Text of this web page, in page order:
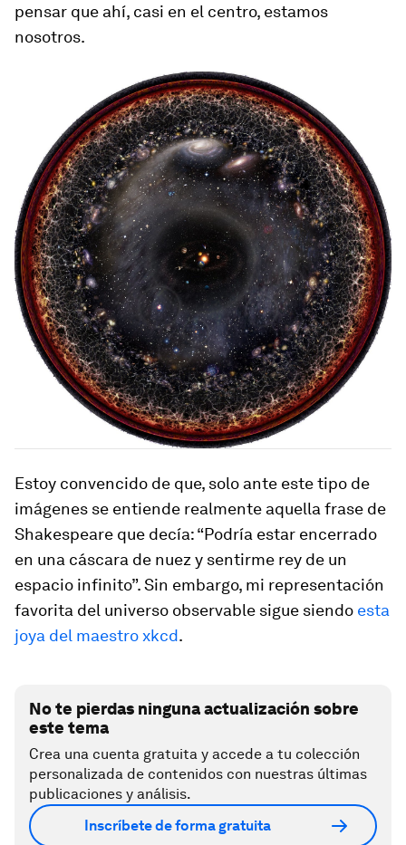
pensar que ahí, casi en el centro, estamos
nosotros.
Estoy convencido de que, solo ante este tipo de
imágenes se entiende realmente aquella frase de
Shakespeare que decía: “Podría estar encerrado
en una cáscara de nuez y sentirme rey de un
espacio infinito”. Sin embargo, mi representación
favorita del universo observable sigue siendo esta
joya del maestro xkcd.
No te pierdas ninguna actualización sobre
este tema
Crea una cuenta gratuita y accede a tu colección
personalizada de contenidos con nuestras últimas
publicaciones y análisis.
Inscríbete de forma gratuita